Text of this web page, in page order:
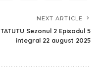
NEXT ARTICLE
TATUTU Sezonul 2 Episodul 5
integral 22 august 2025